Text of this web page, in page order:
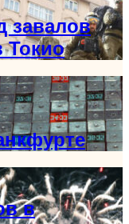
завалов
Токио
в